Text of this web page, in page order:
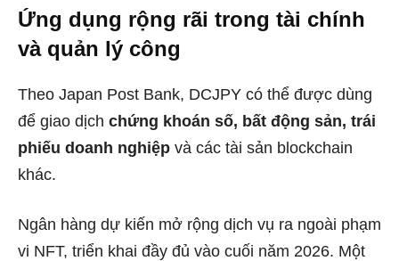
Ứng dụng rộng rãi trong tài chính
và quản lý công
Theo Japan Post Bank, DCJPY có thể được dùng
để giao dịch chứng khoán số, bất động sản, trái
phiếu doanh nghiệp và các tài sản blockchain
khác.
Ngân hàng dự kiến mở rộng dịch vụ ra ngoài phạm
vi NFT, triển khai đầy đủ vào cuối năm 2026. Một